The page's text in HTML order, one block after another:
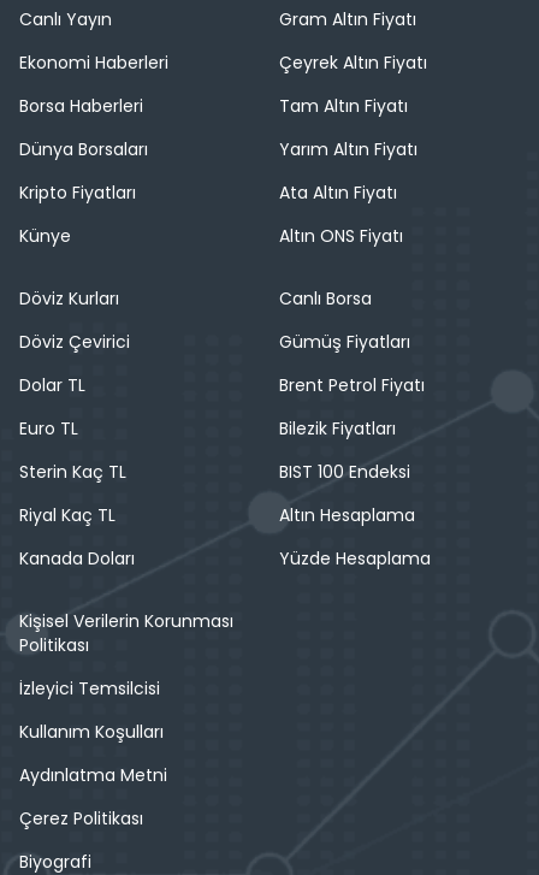
Canlı Yayın
Ekonomi Haberleri
Borsa Haberleri
Dünya Borsaları
Kripto Fiyatları
Künye
Gram Altın Fiyatı
Çeyrek Altın Fiyatı
Tam Altın Fiyatı
Yarım Altın Fiyatı
Ata Altın Fiyatı
Altın ONS Fiyatı
Döviz Kurları
Döviz Çevirici
Dolar TL
Euro TL
Sterin Kaç TL
Riyal Kaç TL
Kanada Doları
Canlı Borsa
Gümüş Fiyatları
Brent Petrol Fiyatı
Bilezik Fiyatları
BIST 100 Endeksi
Altın Hesaplama
Yüzde Hesaplama
Kişisel Verilerin Korunması
Politikası
İzleyici Temsilcisi
Kullanım Koşulları
Aydınlatma Metni
Çerez Politikası
Biyografi